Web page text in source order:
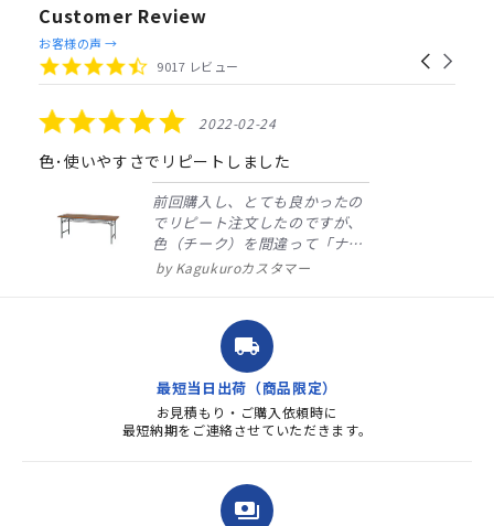
Customer Review
Reviews
carousel
Carousel
arrows
4.4
star
9017 レビュー
お客様の声 →
5.0
star
rating
2022-02-24
色･使いやすさでリピートしました
前回購入し、とても良かったの
でリピート注文したのですが、
色（チーク）を間違って「ナチ
ュラル」としてしまいました。
ました。商品到着も早く、品
質・使いやすさで満足していま
す。また、リピートするときは
よろしくお...
Kagukuroカスタマー
local_shipping
最短当日出荷（商品限定）
お見積もり・ご購入依頼時に
最短納期をご連絡させていただきます。
payments